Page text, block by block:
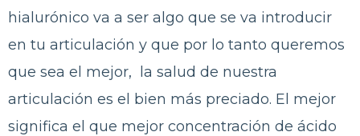
hialurónico va a ser algo que se va introducir
en tu articulación y que por lo tanto queremos
que sea el mejor, la salud de nuestra
articulación es el bien más preciado. El mejor
significa el que mejor concentración de ácido